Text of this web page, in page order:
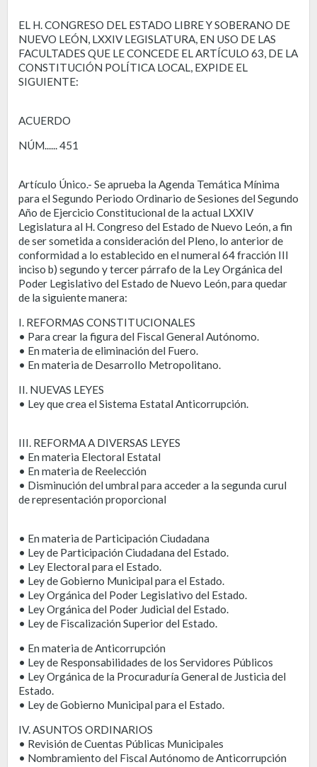
EL H. CONGRESO DEL ESTADO LIBRE Y SOBERANO DE
NUEVO LEÓN, LXXIV LEGISLATURA, EN USO DE LAS
FACULTADES QUE LE CONCEDE EL ARTÍCULO 63, DE LA
CONSTITUCIÓN POLÍTICA LOCAL, EXPIDE EL
SIGUIENTE:
ACUERDO
NÚM...... 451
Artículo Único.- Se aprueba la Agenda Temática Mínima
para el Segundo Periodo Ordinario de Sesiones del Segundo
Año de Ejercicio Constitucional de la actual LXXIV
Legislatura al H. Congreso del Estado de Nuevo León, a fin
de ser sometida a consideración del Pleno, lo anterior de
conformidad a lo establecido en el numeral 64 fracción III
inciso b) segundo y tercer párrafo de la Ley Orgánica del
Poder Legislativo del Estado de Nuevo León, para quedar
de la siguiente manera:
I. REFORMAS CONSTITUCIONALES
• Para crear la figura del Fiscal General Autónomo.
• En materia de eliminación del Fuero.
• En materia de Desarrollo Metropolitano.
II. NUEVAS LEYES
• Ley que crea el Sistema Estatal Anticorrupción.
III. REFORMA A DIVERSAS LEYES
• En materia Electoral Estatal
• En materia de Reelección
• Disminución del umbral para acceder a la segunda curul
de representación proporcional
• En materia de Participación Ciudadana
• Ley de Participación Ciudadana del Estado.
• Ley Electoral para el Estado.
• Ley de Gobierno Municipal para el Estado.
• Ley Orgánica del Poder Legislativo del Estado.
• Ley Orgánica del Poder Judicial del Estado.
• Ley de Fiscalización Superior del Estado.
• En materia de Anticorrupción
• Ley de Responsabilidades de los Servidores Públicos
• Ley Orgánica de la Procuraduría General de Justicia del
Estado.
• Ley de Gobierno Municipal para el Estado.
IV. ASUNTOS ORDINARIOS
• Revisión de Cuentas Públicas Municipales
• Nombramiento del Fiscal Autónomo de Anticorrupción